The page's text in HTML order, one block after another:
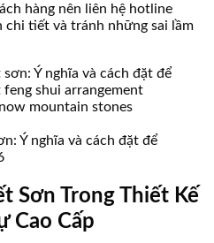
hàng nên liên hệ hotline
tiết và tránh những sai lầm
Ý nghĩa và cách đặt để
Sơn Trong Thiết Kế
Cao Cấp